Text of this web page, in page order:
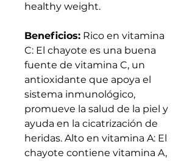
healthy weight.
Beneficios: Rico en vitamina
C: El chayote es una buena
fuente de vitamina C, un
antioxidante que apoya el
sistema inmunológico,
promueve la salud de la piel y
ayuda en la cicatrización de
heridas. Alto en vitamina A: El
chayote contiene vitamina A,